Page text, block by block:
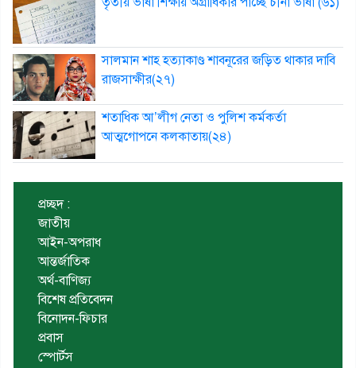
সালমান শাহ হত্যাকাণ্ড শাবনূরের জড়িত থাকার দাবি
রাজসাক্ষীর(২৭)
শতাধিক আ’লীগ নেতা ও পুলিশ কর্মকর্তা
আত্মগোপনে কলকাতায়(২৪)
প্রচ্ছদ :
জাতীয়
আইন-অপরাধ
আন্তর্জাতিক
অর্থ-বাণিজ্য
বিশেষ প্রতিবেদন
বিনোদন-ফিচার
প্রবাস
স্পোর্টস